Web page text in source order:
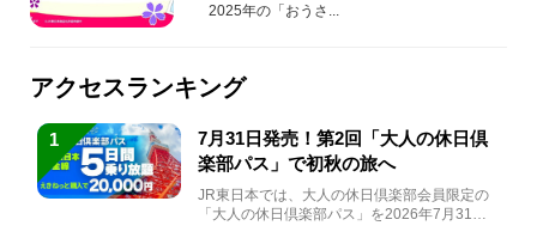
2025年の「おうさ...
アクセスランキング
1
7月31日発売！第2回「大人の休日倶
楽部パス」で初秋の旅へ
JR東日本では、大人の休日倶楽部会員限定の
「大人の休日倶楽部パス」を2026年7月31日